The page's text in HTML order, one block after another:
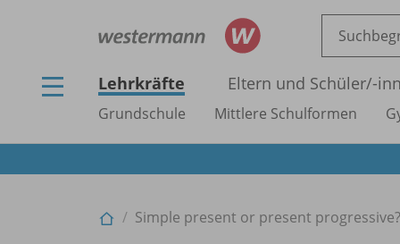
Lehrkräfte Eltern und Schüler/-
Grundschule Mittlere Schulformen
Simple present or present